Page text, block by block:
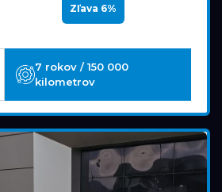
Zľava 6%
7 rokov / 150 000
kilometrov